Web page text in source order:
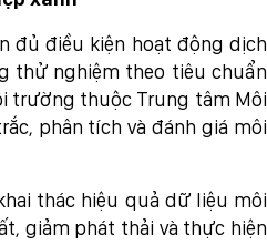
đủ điều kiện hoạt động dịch
thử nghiệm theo tiêu chuẩn
trường thuộc Trung tâm Môi
phân tích và đánh giá môi
thác hiệu quả dữ liệu môi
giảm phát thải và thực hiện